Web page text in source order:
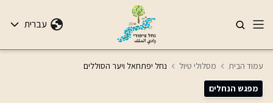
עברית
עמוד הבית מסלולי טיול נחל יפתחאל ויער הסוללים
מפגש הנחלים